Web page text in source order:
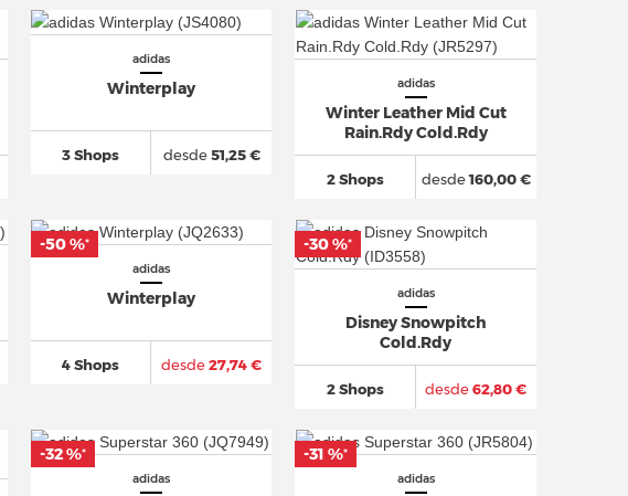
adidas
Winterplay
3 Shops desde51,25 €
adidas
Winter Leather Mid Cut
Rain.Rdy Cold.Rdy
2 Shops desde160,00 €
adidas
Winterplay
4 Shops desde27,74 €
-50 %*
adidas
Disney Snowpitch
Cold.Rdy
2 Shops desde62,80 €
-30 %*
adidas
-32 %*
adidas
-31 %*